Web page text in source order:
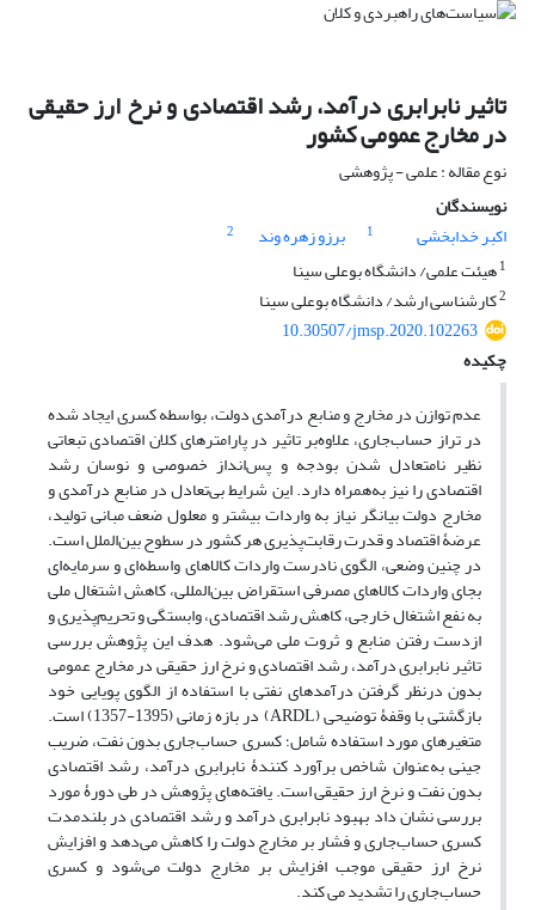
تاثیر نابرابری درآمد، رشد اقتصادی و نرخ ارز حقیقی
در مخارج عمومی کشور
نوع مقاله : علمی - پژوهشی
نویسندگان
اکبر خدابخشی
1 برزو زهره وند
2
1هیئت علمی/ دانشگاه بوعلی سینا
2کارشناسی ارشد/ دانشگاه بوعلی سینا
10.30507/jmsp.2020.102263
چکیده
عدم توازن در مخارج و منابع درآمدی دولت، بواسطه کسری ایجاد شده
در تراز حساب‌جاری، علاوه‌بر تاثیر در پارامترهای کلان اقتصادی تبعاتی
نظیر نامتعادل شدن بودجه و پس‌انداز خصوصی و نوسان رشد
اقتصادی را نیز به‌همراه دارد. این شرایط بی‌تعادل در منابع درآمدی و
مخارج دولت بیانگر نیاز به واردات بیشتر و معلول ضعف مبانی تولید،
عرضۀ اقتصاد و قدرت رقابت‌پذیری هر کشور در سطوح بین‌الملل است.
در چنین وضعی، الگوی نادرست واردات کالاهای واسطه‌ای و سرمایه‌ای
بجای واردات کالاهای مصرفی استقراض بین‌المللی، کاهش اشتغال ملی
به نفع اشتغال خارجی، کاهش رشد اقتصادی، وابستگی و تحریم‌پذیری و
ازدست رفتن منابع و ثروت ملی می‌شود. هدف این پژوهش بررسی
تاثیر نابرابری درآمد، رشد اقتصادی و نرخ ارز حقیقی در مخارج عمومی
بدون درنظر گرفتن درآمدهای نفتی با استفاده از الگوی پویایی خود
بازگشتی با وقفۀ توضیحی (ARDL) در بازه زمانی (1395-1357) است.
متغیرهای مورد استفاده‌ شامل؛ کسری حساب‌جاری بدون نفت، ضریب
جینی به‌عنوان شاخص برآورد کنندۀ نابرابری درآمد، رشد اقتصادی
بدون نفت و نرخ ارز حقیقی است. یافته‌های پژوهش در طی دورۀ مورد
بررسی نشان داد بهبود نابرابری درآمد و رشد اقتصادی در بلندمدت
کسری حساب‌جاری و فشار بر مخارج دولت را کاهش می‌دهد و افزایش
نرخ ارز حقیقی موجب افزایش بر مخارج دولت می‌شود و کسری
حساب‌جاری را تشدید می کند.